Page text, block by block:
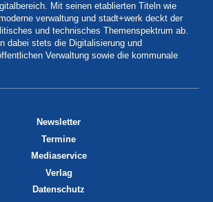
Mit seinen etablierten Titeln wie
verwaltung und stadt+werk deckt der
und technisches Themenspektrum ab.
dabei stets die Digitalisierung und
Verwaltung sowie die kommunale
Newsletter
Termine
Mediaservice
Verlag
Datenschutz